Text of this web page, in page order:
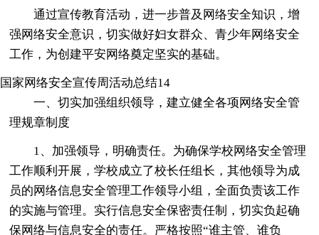
通过宣传教育活动，进一步普及网络安全知识，增
强网络安全意识，切实做好妇女群众、青少年网络安全
工作，为创建平安网络奠定坚实的基础。
国家网络安全宣传周活动总结14
一、切实加强组织领导，建立健全各项网络安全管
理规章制度
1、加强领导，明确责任。为确保学校网络安全管理
工作顺利开展，学校成立了校长任组长，其他领导为成
员的网络信息安全管理工作领导小组，全面负责该工作
的实施与管理。实行信息安全保密责任制，切实负起确
保网络与信息安全的责任。严格按照“谁主管、谁负